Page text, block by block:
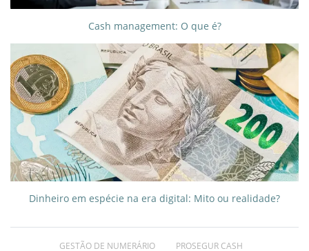
Cash management: O que é?
Dinheiro em espécie na era digital: Mito ou realidade?
GESTÃO DE NUMERÁRIO PROSEGUR CASH